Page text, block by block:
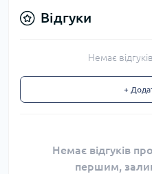
Відгуки
Немає
+
Немає відгуків
першим,